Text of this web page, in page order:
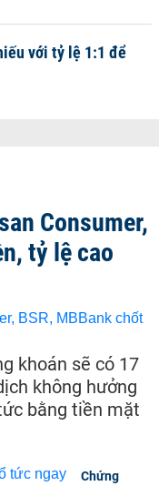
với tỷ lệ 1:1 để
Consumer,
tỷ lệ cao
khoán sẽ có 17
không hưởng
bằng tiền mặt
Chứng